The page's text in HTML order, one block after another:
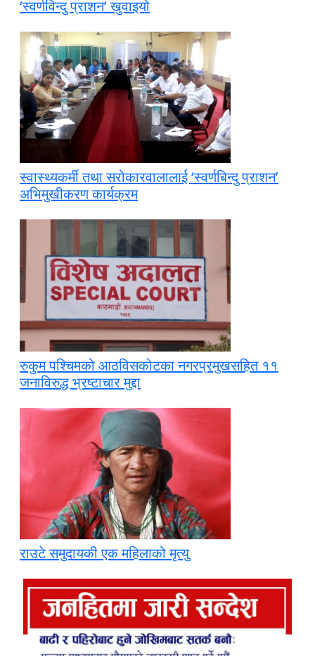
‘स्वर्णविन्दु प्राशन’ खुवाइयो
स्वास्थ्यकर्मी तथा सरोकारवालालाई ‘स्वर्णबिन्दु प्राशन’
अभिमुखीकरण कार्यक्रम
रुकुम पश्चिमको आठविसकोटका नगरप्रमुखसहित ११
जनाविरुद्ध भ्रष्टाचार मुद्दा
राउटे समुदायकी एक महिलाको मृत्यु